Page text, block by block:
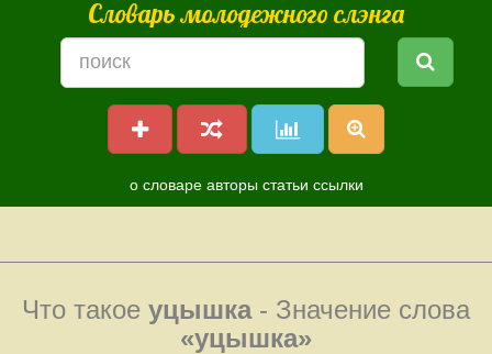
Словарь молодежного слэнга
о словаре авторы статьи ссылки
Что такое уцышка- Значение слова
«уцышка»